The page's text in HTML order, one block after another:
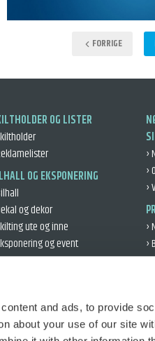
and ads, to provide
about your use of our site
FORRIGE
OG LISTER
OG EKSPONERING
og dekor
ute og inne
og event
Dekklogistikk
›
›
›
›
›
›
›